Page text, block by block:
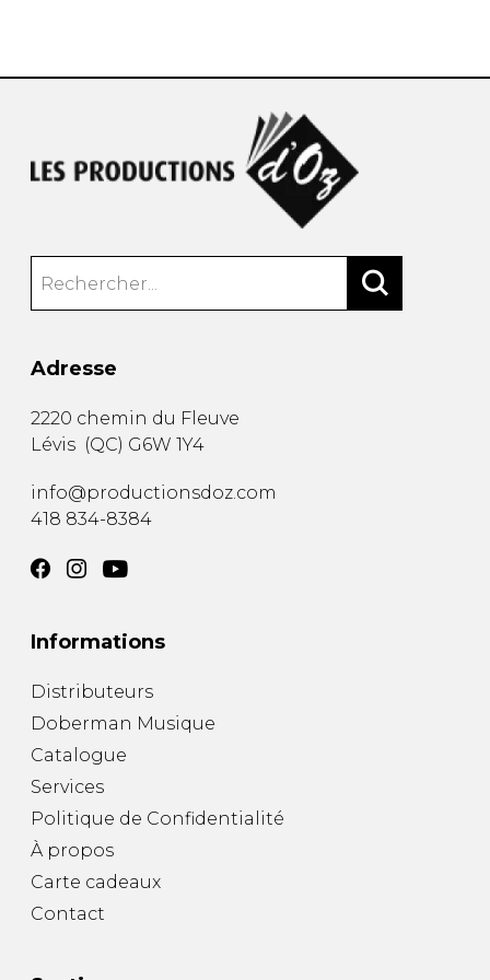
Adresse
2220 chemin du Fleuve
Lévis (QC) G6W 1Y4
info@productionsdoz.com
418 834-8384
Informations
Distributeurs
Doberman Musique
Catalogue
Services
Politique de Confidentialité
À propos
Carte cadeaux
Contact